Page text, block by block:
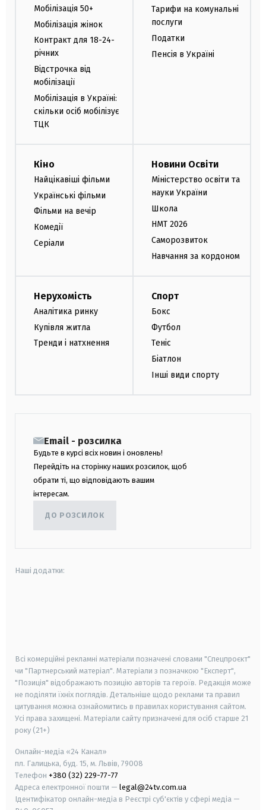
Мобілізація 50+
Мобілізація жінок
Контракт для 18-24-
річних
Відстрочка від
мобілізації
Мобілізація в Україні:
скільки осіб мобілізує
ТЦК
Тарифи на комунальні
послуги
Податки
Пенсія в Україні
Кіно
Найцікавіші фільми
Українські фільми
Фільми на вечір
Комедії
Серіали
Новини Освіти
Міністерство освіти та
науки України
Школа
НМТ 2026
Саморозвиток
Навчання за кордоном
Нерухомість
Аналітика ринку
Купівля житла
Тренди і натхнення
Спорт
Бокс
Футбол
Теніс
Біатлон
Інші види спорту
Email - розсилка
Будьте в курсі всіх новин і оновлень!
Перейдіть на сторінку наших розсилок, щоб
обрати ті, що відповідають вашим
інтересам.
ДО РОЗСИЛОК
Наші додатки:
Всі комерційні рекламні матеріали позначені словами "Спецпроєкт"
чи "Партнерський матеріал". Матеріали з позначкою "Експерт",
"Позиція" відображають позицію авторів та героїв. Редакція може
не поділяти їхніх поглядів. Детальніше щодо реклами та правил
цитування можна ознайомитись в правилах користування сайтом.
Усі права захищені. Матеріали сайту призначені для осіб старше 21
року (21+)
Онлайн-медіа «24 Канал»
пл. Галицька, буд. 15, м. Львів, 79008
Телефон +380 (32) 229-77-77
Адреса електронної пошти — legal@24tv.com.ua
Ідентифікатор онлайн-медіа в Реєстрі суб'єктів у сфері медіа —